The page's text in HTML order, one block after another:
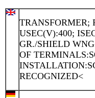
TRANSFORMER;
USEC(V):400;
GR./SHIELD
OF
RECOGNIZED<